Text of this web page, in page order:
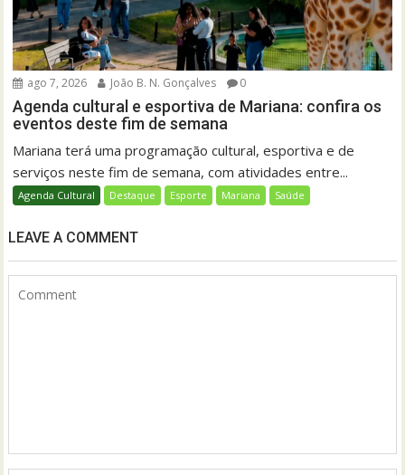
ago 7, 2026 João B. N. Gonçalves 0
Agenda cultural e esportiva de Mariana: confira os
eventos deste fim de semana
Mariana terá uma programação cultural, esportiva e de
serviços neste fim de semana, com atividades entre...
Agenda Cultural Destaque Esporte Mariana Saúde
LEAVE A COMMENT